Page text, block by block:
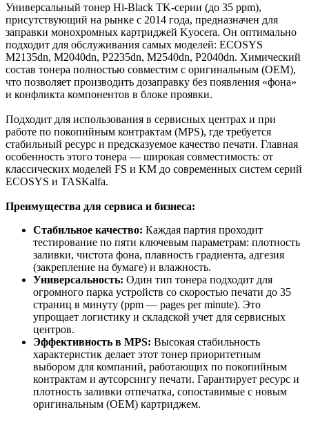
Универсальный тонер Hi-Black TK-серии (до 35 ppm),
присутствующий на рынке с 2014 года, предназначен для
заправки монохромных картриджей Kyocera. Он оптимально
подходит для обслуживания самых моделей: ECOSYS
M2135dn, M2040dn, P2235dn, M2540dn, P2040dn. Химический
состав тонера полностью совместим с оригинальным (OEM),
что позволяет производить дозаправку без появления «фона»
и конфликта компонентов в блоке проявки.
Подходит для использования в сервисных центрах и при
работе по покопийным контрактам (MPS), где требуется
стабильный ресурс и предсказуемое качество печати. Главная
особенность этого тонера — широкая совместимость: от
классических моделей FS и KM до современных систем серий
ECOSYS и TASKalfa.
Преимущества для сервиса и бизнеса:
Стабильное качество: Каждая партия проходит
тестирование по пяти ключевым параметрам: плотность
заливки, чистота фона, плавность градиента, адгезия
(закрепление на бумаге) и влажность.
Универсальность: Один тип тонера подходит для
огромного парка устройств со скоростью печати до 35
страниц в минуту (ppm — pages per minute). Это
упрощает логистику и складской учет для сервисных
центров.
Эффективность в MPS: Высокая стабильность
характеристик делает этот тонер приоритетным
выбором для компаний, работающих по покопийным
контрактам и аутсорсингу печати. Гарантирует ресурс и
плотность заливки отпечатка, сопоставимые с новым
оригинальным (OEM) картриджем.